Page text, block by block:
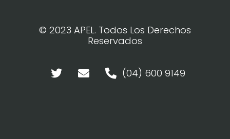
© 2023 APEL. Todos Los Derechos
Reservados
(04) 600 9149